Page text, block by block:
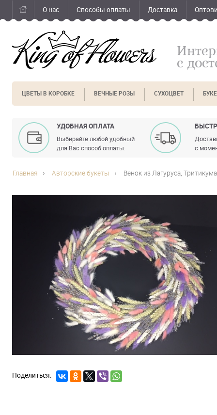
О нас Способы оплаты Доставка
с
ЦВЕТЫ В КОРОБКЕ ВЕЧНЫЕ РОЗЫ СУХОЦВЕТ
УДОБНАЯ ОПЛАТА
Выбирайте любой удобный
для Вас способ оплаты.
с
Главная Авторские букеты Венок из Лагуруса,